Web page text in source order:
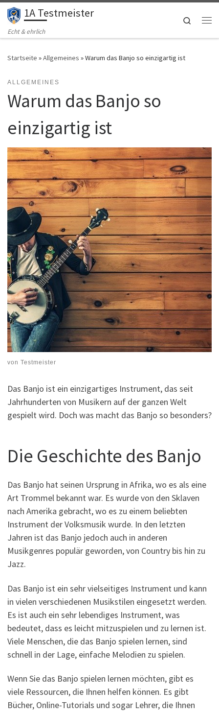
Zum Inhalt springen
1A Testmeister
Echt & ehrlich
Search
Startseite »Allgemeines »Warum das Banjo so einzigartig ist
ALLGEMEINES
Warum das Banjo so
einzigartig ist
von Testmeister
Das Banjo ist ein einzigartiges Instrument, das seit
Jahrhunderten von Musikern auf der ganzen Welt
gespielt wird. Doch was macht das Banjo so besonders?
Die Geschichte des Banjo
Das Banjo hat seinen Ursprung in Afrika, wo es als eine
Art Trommel bekannt war. Es wurde von den Sklaven
nach Amerika gebracht, wo es zu einem beliebten
Instrument der Volksmusik wurde. In den letzten
Jahren ist das Banjo jedoch auch in anderen
Musikgenres populär geworden, von Country bis hin zu
Jazz.
Das Banjo ist ein sehr vielseitiges Instrument und kann
in vielen verschiedenen Musikstilen eingesetzt werden.
Es ist auch ein sehr lebendiges Instrument, was
bedeutet, dass es leicht mitzuspielen und zu lernen ist.
Viele Menschen, die das Banjo spielen lernen, sind
schnell in der Lage, einfache Melodien zu spielen.
Wenn Sie das Banjo spielen lernen möchten, gibt es
viele Ressourcen, die Ihnen helfen können. Es gibt
Bücher, Online-Tutorials und sogar Lehrer, die Ihnen